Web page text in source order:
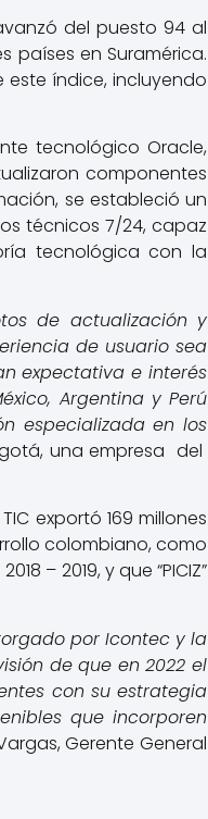
del puesto 94 al
países en Suramérica.
índice, incluyendo
tecnológico Oracle,
componentes
se estableció un
técnicos 7/24, capaz
tecnológica con la
de actualización y
de usuario sea
expectativa e interés
Argentina y Perú
especializada en los
una empresa del
exportó 169 millones
colombiano, como
– 2019, y que “PICIZ”
por Icontec y la
de que en 2022 el
con su estrategia
que incorporen
Gerente General